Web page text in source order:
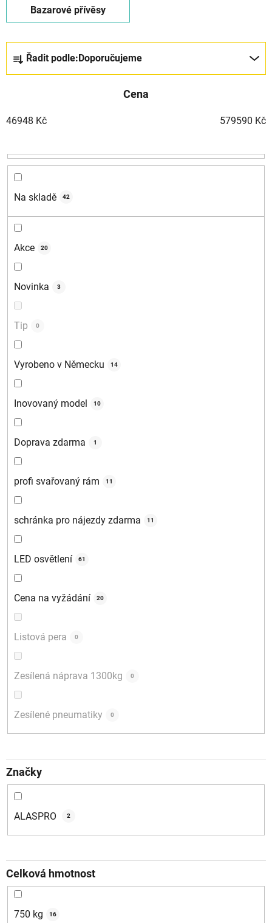
Bazarové přívěsy
n
í
r
Řadit podle: Doporučujeme
Cena
46948 Kč 579590 Kč
Na skladě 42
Akce 20
Novinka 3
Tip 0
Vyrobeno v Německu 14
Inovovaný model 10
Doprava zdarma 1
profi svařovaný rám 11
schránka pro nájezdy zdarma 11
LED osvětlení 61
Cena na vyžádání 20
Listová pera 0
Zesílená náprava 1300kg 0
Zesílené pneumatiky 0
Značky
ALASPRO 2
Celková hmotnost
750 kg 16